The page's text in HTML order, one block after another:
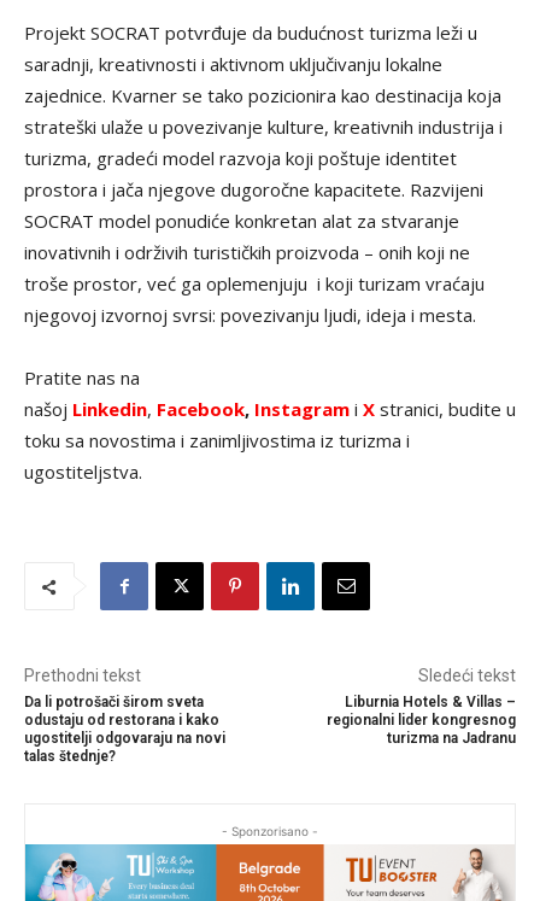
Projekt SOCRAT potvrđuje da budućnost turizma leži u
saradnji, kreativnosti i aktivnom uključivanju lokalne
zajednice. Kvarner se tako pozicionira kao destinacija koja
strateški ulaže u povezivanje kulture, kreativnih industrija i
turizma, gradeći model razvoja koji poštuje identitet
prostora i jača njegove dugoročne kapacitete. Razvijeni
SOCRAT model ponudiće konkretan alat za stvaranje
inovativnih i održivih turističkih proizvoda – onih koji ne
troše prostor, već ga oplemenjuju i koji turizam vraćaju
njegovoj izvornoj svrsi: povezivanju ljudi, ideja i mesta.
Pratite nas na
našoj Linkedin, Facebook, Instagram i X stranici, budite u
toku sa novostima i zanimljivostima iz turizma i
ugostiteljstva.
Prethodni tekst
Da li potrošači širom sveta
odustaju od restorana i kako
ugostitelji odgovaraju na novi
talas štednje?
Sledeći tekst
Liburnia Hotels & Villas –
regionalni lider kongresnog
turizma na Jadranu
- Sponzorisano -